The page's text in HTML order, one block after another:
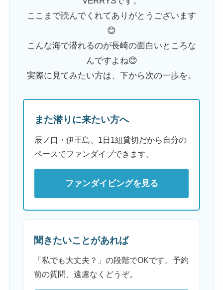
ここまで読んでくれてありがとうございます
😊
こんな海で潜れるのが長崎の面白いところな
んですよね😊
実際に見てみたい方は、下から次の一歩を。
また潜りに来たい方へ
辰ノ口・伊王島、1日1組貸切だから自分の
ペースでファンダイブできます。
ファンダイビングを見る
聞きたいことがあれば
「私でも大丈夫？」の段階でOKです。予約
前の質問、遠慮なくどうぞ。